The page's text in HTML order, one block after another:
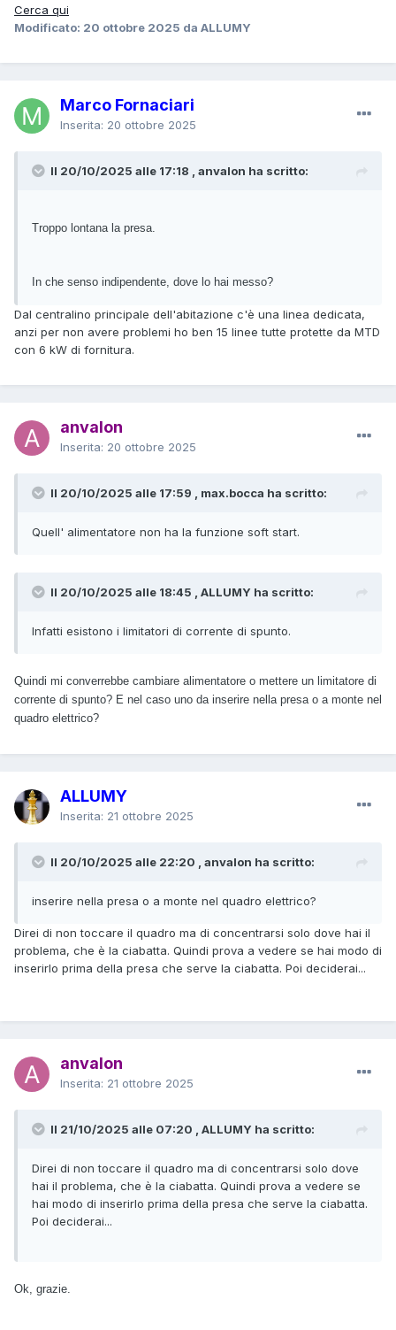
Cerca qui
Modificato: 20 ottobre 2025 da ALLUMY
Marco Fornaciari
Inserita: 20 ottobre 2025
Il 20/10/2025 alle 17:18 , anvalon ha scritto:
Troppo lontana la presa.
In che senso indipendente, dove lo hai messo?
Dal centralino principale dell'abitazione c'è una linea dedicata,
anzi per non avere problemi ho ben 15 linee tutte protette da MTD
con 6 kW di fornitura.
anvalon
Inserita: 20 ottobre 2025
Il 20/10/2025 alle 17:59 , max.bocca ha scritto:
Quell' alimentatore non ha la funzione soft start.
Il 20/10/2025 alle 18:45 , ALLUMY ha scritto:
Infatti esistono i limitatori di corrente di spunto.
Quindi mi converrebbe cambiare alimentatore o mettere un limitatore di
corrente di spunto? E nel caso uno da inserire nella presa o a monte nel
quadro elettrico?
ALLUMY
Inserita: 21 ottobre 2025
Il 20/10/2025 alle 22:20 , anvalon ha scritto:
inserire nella presa o a monte nel quadro elettrico?
Direi di non toccare il quadro ma di concentrarsi solo dove hai il
problema, che è la ciabatta. Quindi prova a vedere se hai modo di
inserirlo prima della presa che serve la ciabatta. Poi deciderai...
anvalon
Inserita: 21 ottobre 2025
Il 21/10/2025 alle 07:20 , ALLUMY ha scritto:
Direi di non toccare il quadro ma di concentrarsi solo dove
hai il problema, che è la ciabatta. Quindi prova a vedere se
hai modo di inserirlo prima della presa che serve la ciabatta.
Poi deciderai...
Ok, grazie.